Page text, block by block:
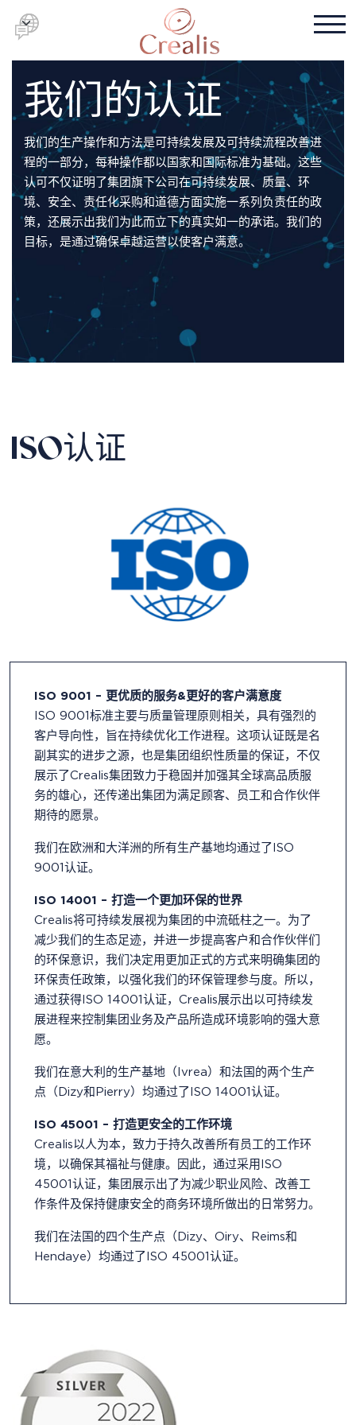
我们的认证
我们的生产操作和方法是可持续发展及可持续流程改善进
程的一部分，每种操作都以国家和国际标准为基础。这些
认可不仅证明了集团旗下公司在可持续发展、质量、环
境、安全、责任化采购和道德方面实施一系列负责任的政
策，还展示出我们为此而立下的真实如一的承诺。我们的
目标，是通过确保卓越运营以使客户满意。
ISO认证
ISO 9001 – 更优质的服务&更好的客户满意度
ISO 9001标准主要与质量管理原则相关，具有强烈的
客户导向性，旨在持续优化工作进程。这项认证既是名
副其实的进步之源，也是集团组织性质量的保证，不仅
展示了Crealis集团致力于稳固并加强其全球高品质服
务的雄心，还传递出集团为满足顾客、员工和合作伙伴
期待的愿景。
我们在欧洲和大洋洲的所有生产基地均通过了ISO
9001认证。
ISO 14001 – 打造一个更加环保的世界
Crealis将可持续发展视为集团的中流砥柱之一。为了
减少我们的生态足迹，并进一步提高客户和合作伙伴们
的环保意识，我们决定用更加正式的方式来明确集团的
环保责任政策，以强化我们的环保管理参与度。所以，
通过获得ISO 14001认证，Crealis展示出以可持续发
展进程来控制集团业务及产品所造成环境影响的强大意
愿。
我们在意大利的生产基地（Ivrea）和法国的两个生产
点（Dizy和Pierry）均通过了ISO 14001认证。
ISO 45001 – 打造更安全的工作环境
Crealis以人为本，致力于持久改善所有员工的工作环
境，以确保其福祉与健康。因此，通过采用ISO
45001认证，集团展示出了为减少职业风险、改善工
作条件及保持健康安全的商务环境所做出的日常努力。
我们在法国的四个生产点（Dizy、Oiry、Reims和
Hendaye）均通过了ISO 45001认证。